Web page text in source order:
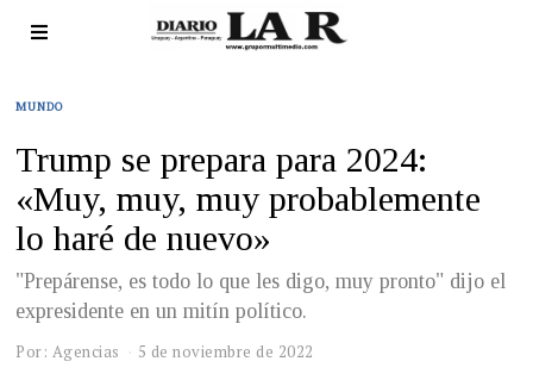
MUNDO
Trump se prepara para 2024:
«Muy, muy, muy probablemente
lo haré de nuevo»
"Prepárense, es todo lo que les digo, muy pronto" dijo el
expresidente en un mitín político.
Por: Agencias 5 de noviembre de 2022